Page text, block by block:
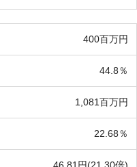
400百万円
44.8％
1,081百万円
22.68％